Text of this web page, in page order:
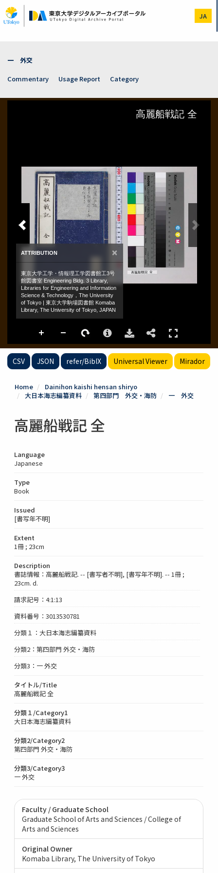
to
main
JA
一 外交
Commentary
Usage Report Category
CSV JSON refer/BibIX Universal Viewer Mirador
Home
Dainihon kaishi hensan shiryo
大日本海志編纂資料
第四部門 外交・海防 一 外交
高麗船戦記 全
Language
Japanese
Type
Book
Issued
[書写年不明]
Extent
1冊 ; 23cm
Description
書誌情報：高麗船戦記. -- [書写者不明], [書写年不明]. -- 1冊 ;
23cm. d.
請求記号：4:1:13
資料番号：3013530781
分類１：大日本海志編纂資料
分類2：第四部門 外交・海防
分類3：一 外交
タイトル/Title
高麗船戦記 全
分類１/Category1
大日本海志編纂資料
分類2/Category2
第四部門 外交・海防
分類3/Category3
一 外交
Faculty / Graduate School
Graduate School of Arts and Sciences / College of
Arts and Sciences
Original Owner
Komaba Library, The University of Tokyo